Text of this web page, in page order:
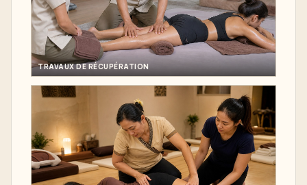
TRAVAUX DE RÉCUPÉRATION